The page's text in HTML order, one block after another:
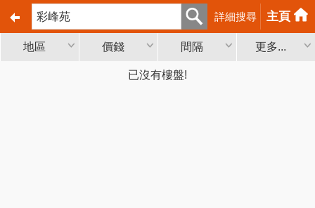
詳細搜尋 主頁
地區 價錢 間隔 更多...
已沒有樓盤!